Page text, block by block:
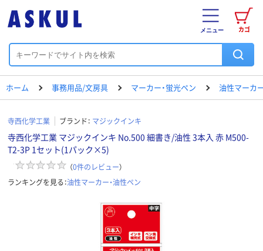
カゴ
メニュー
ホーム 事務用品/文房具 マーカー・蛍光ペン 油性マーカ
寺西化学工業 ブランド： マジックインキ
寺西化学工業 マジックインキ No.500 細書き/油性 3本入 赤 M500-
T2-3P 1セット(1パック×5)
（0件のレビュー）
ランキングを見る：油性マーカー・油性ペン